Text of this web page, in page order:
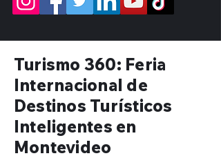
Turismo 360: Feria
Internacional de
Destinos Turísticos
Inteligentes en
Montevideo